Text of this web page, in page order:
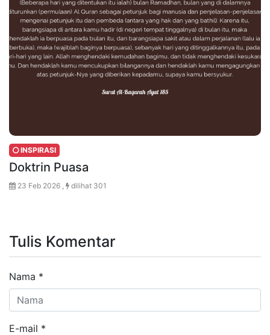
INSPIRASI
Doktrin Puasa
23 Feb 2026 , dilihat 301
Tulis Komentar
Nama *
E-mail *